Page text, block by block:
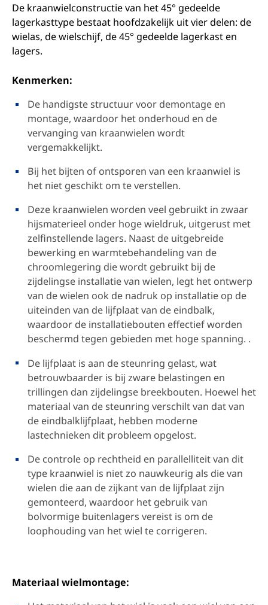
De kraanwielconstructie van het 45° gedeelde
lagerkasttype bestaat hoofdzakelijk uit vier delen: de
wielas, de wielschijf, de 45° gedeelde lagerkast en
lagers.
Kenmerken:
De handigste structuur voor demontage en
montage, waardoor het onderhoud en de
vervanging van kraanwielen wordt
vergemakkelijkt.
Bij het bijten of ontsporen van een kraanwiel is
het niet geschikt om te verstellen.
Deze kraanwielen worden veel gebruikt in zwaar
hijsmaterieel onder hoge wieldruk, uitgerust met
zelfinstellende lagers. Naast de uitgebreide
bewerking en warmtebehandeling van de
chroomlegering die wordt gebruikt bij de
zijdelingse installatie van wielen, legt het ontwerp
van de wielen ook de nadruk op installatie op de
uiteinden van de lijfplaat van de eindbalk,
waardoor de installatiebouten effectief worden
beschermd tegen gebieden met hoge spanning. .
De lijfplaat is aan de steunring gelast, wat
betrouwbaarder is bij zware belastingen en
trillingen dan zijdelingse breekbouten. Hoewel het
materiaal van de steunring verschilt van dat van
de eindbalklijfplaat, hebben moderne
lastechnieken dit probleem opgelost.
De controle op rechtheid en parallelliteit van dit
type kraanwiel is niet zo nauwkeurig als die van
wielen die aan de zijkant van de lijfplaat zijn
gemonteerd, waardoor het gebruik van
bolvormige buitenlagers vereist is om de
loophouding van het wiel te corrigeren.
Materiaal wielmontage: